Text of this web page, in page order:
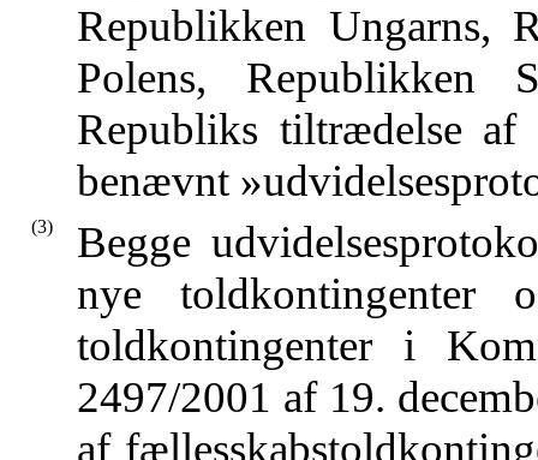
Republikken Ungarns,
Polens, Republikken
Republiks tiltrædelse
benævnt
(3)
Begge
nye
toldkontingenter i
2497/2001 af 19.
af